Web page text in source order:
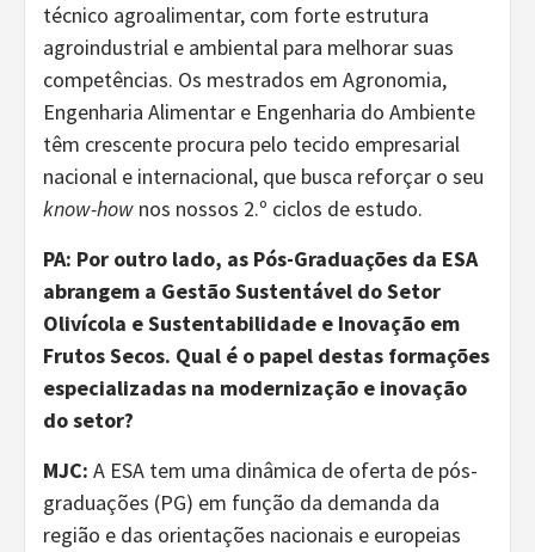
técnico agroalimentar, com forte estrutura
agroindustrial e ambiental para melhorar suas
competências. Os mestrados em Agronomia,
Engenharia Alimentar e Engenharia do Ambiente
têm crescente procura pelo tecido empresarial
nacional e internacional, que busca reforçar o seu
know-how nos nossos 2.º ciclos de estudo.
PA: Por outro lado, as Pós-Graduações da ESA
abrangem a Gestão Sustentável do Setor
Olivícola e Sustentabilidade e Inovação em
Frutos Secos. Qual é o papel destas formações
especializadas na modernização e inovação
do setor?
MJC: A ESA tem uma dinâmica de oferta de pós-
graduações (PG) em função da demanda da
região e das orientações nacionais e europeias